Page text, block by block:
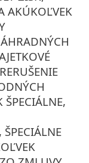
AKÚKOĽVEK
ŠPECIÁLNE